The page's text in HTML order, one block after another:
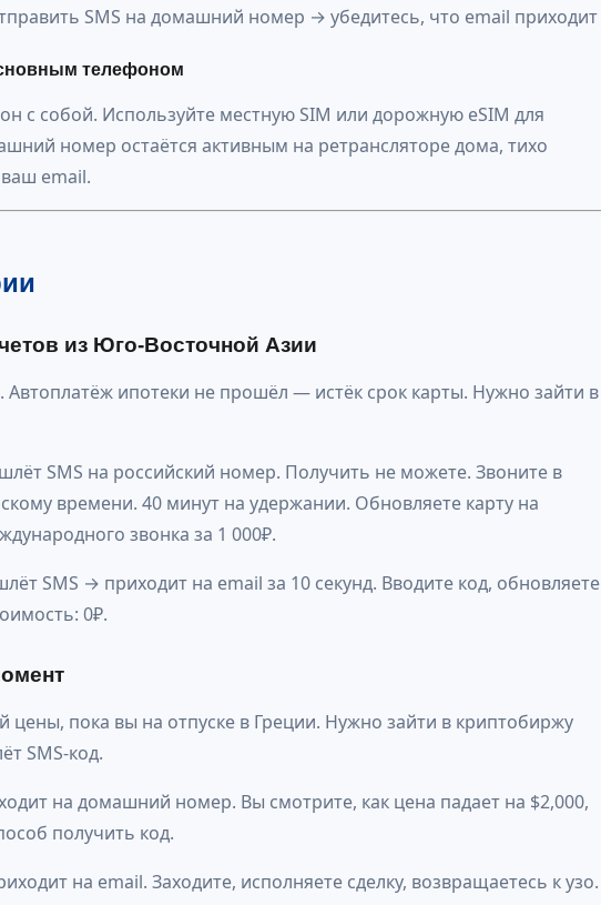
SMS на домашний номер → убедитесь, что email приходит
телефоном
с собой. Используйте местную SIM или дорожную eSIM для
номер остаётся активным на ретрансляторе дома, тихо
email.
из Юго-Восточной Азии
Автоплатёж ипотеки не прошёл — истёк срок карты. Нужно зайти в
SMS на российский номер. Получить не можете. Звоните в
времени. 40 минут на удержании. Обновляете карту на
звонка за 1 000₽.
SMS → приходит на email за 10 секунд. Вводите код, обновляете
0₽.
цены, пока вы на отпуске в Греции. Нужно зайти в криптобиржу
SMS-код.
на домашний номер. Вы смотрите, как цена падает на $2,000,
получить код.
на email. Заходите, исполняете сделку, возвращаетесь к узо.